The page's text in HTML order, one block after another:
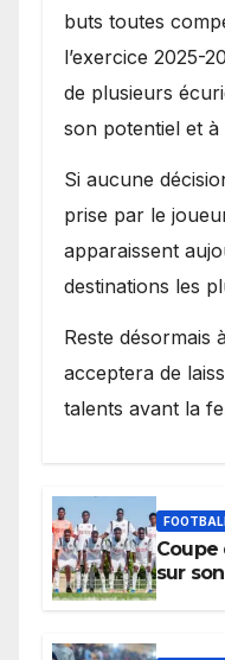
buts toutes
l’exercice 2025-
de plusieurs
son potentiel et
Si aucune
prise par le
apparaissent
destinations les
Reste désormais
acceptera de
talents avant la
Coupe
sur